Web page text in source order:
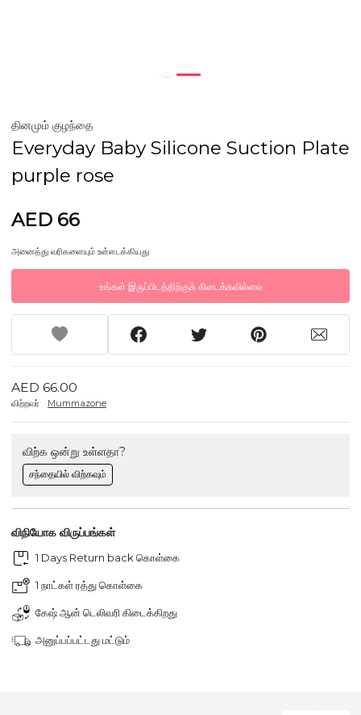
தினமும் குழந்தை
Everyday Baby Silicone Suction Plate
purple rose
AED 66
அனைத்து வரிகளையும் உள்ளடக்கியது
உங்கள் இருப்பிடத்திற்குக் கிடைக்கவில்லை
AED 66.00
விற்றவர் Mummazone
விற்க ஒன்று உள்ளதா?
சந்தையில் விற்கவும்
விநியோக விருப்பங்கள்
1 Days Return back கொள்கை
1 நாட்கள் ரத்து கொள்கை
கேஷ் ஆன் டெலிவரி கிடைக்கிறது
அனுப்பப்பட்டது மட்டும்